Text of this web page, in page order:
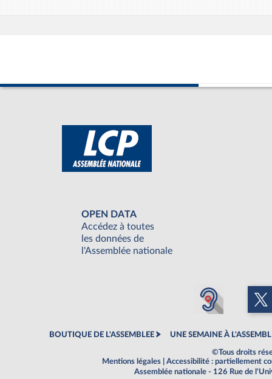
OPEN DATA
Accédez à toutes
les données de
l'Assemblée nationale
BOUTIQUE DE L'ASSEMBLEE UNE SEMAINE À
©Tous droits
Mentions légales
Accessibilité : partiellement
Assemblée nationale - 126 Rue de